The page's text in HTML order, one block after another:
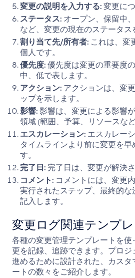
変更の説明を入力する:変更に
ステータス: オープン、保留中
など、変更の現在のステータス
割り当て先/所有者: これは、変
個人です。
優先度:優先度は変更の重要度
中、低で表します。
アクション: アクションは、変
ップを示します。
影響:影響は、変更による影響
領域 (範囲、予算、リソースなど
エスカレーション: エスカレー
タイムラインより前に変更を
す。
完了日: 完了日は、変更が解決
コメント: コメントには、変更
実行されたステップ、最終的
記入します。
変更ログ関連テンプレ
各種の変更管理テンプレートを
更を記録、追跡できます。プロジ
進めるために設計された、カス
ートの数々をご紹介します。